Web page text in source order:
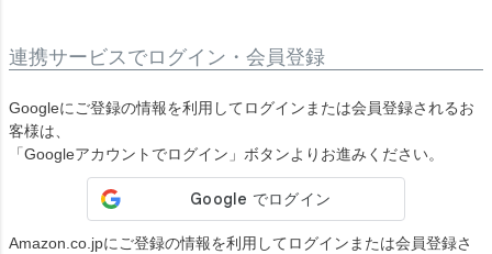
連携サービスでログイン・会員登録
Googleにご登録の情報を利用してログインまたは会員登録されるお
客様は、
「Googleアカウントでログイン」ボタンよりお進みください。
Amazon.co.jpにご登録の情報を利用してログインまたは会員登録さ